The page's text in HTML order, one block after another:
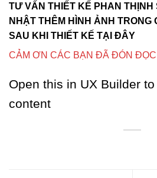
TƯ VẤN THIẾT KẾ PHAN THỊNH
NHẬT THÊM HÌNH ẢNH TRONG
SAU KHI THIẾT KẾ TẠI ĐÂY
CẢM ƠN CÁC BẠN ĐÃ ĐÓN
Open this in UX Builder
content